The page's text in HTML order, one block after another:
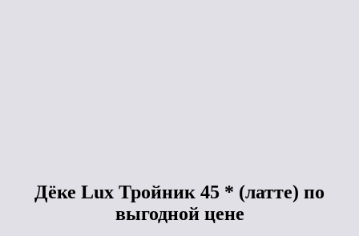
Дёке Lux Тройник 45 * (латте) по
выгодной цене